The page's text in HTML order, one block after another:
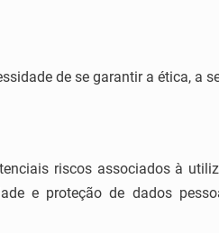
de se garantir a ética, a
riscos associados à
e proteção de dados